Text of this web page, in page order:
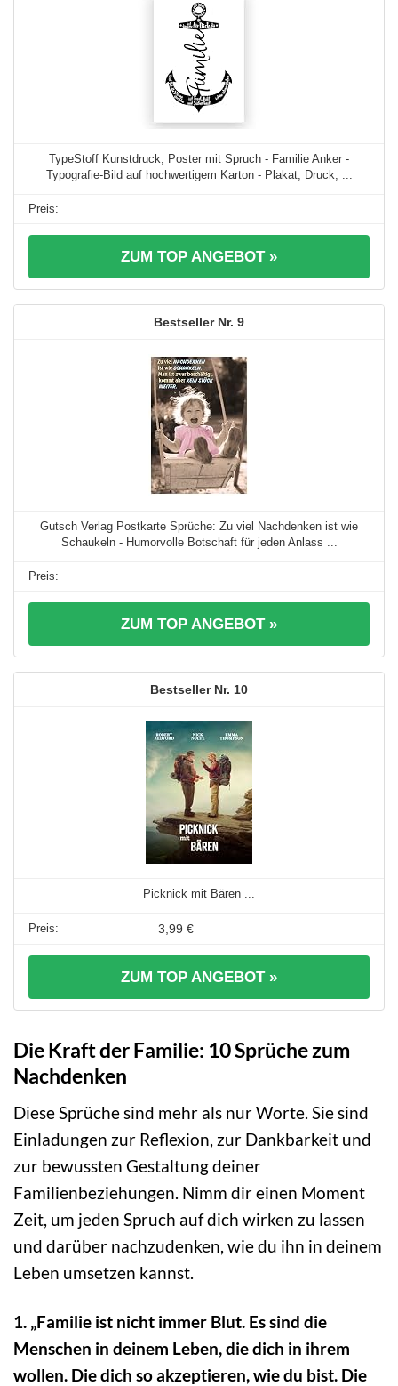
TypeStoff Kunstdruck, Poster mit Spruch - Familie Anker -
Typografie-Bild auf hochwertigem Karton - Plakat, Druck, ...
ZUM TOP ANGEBOT »
9
Gutsch Verlag Postkarte Sprüche: Zu viel Nachdenken ist wie
Schaukeln - Humorvolle Botschaft für jeden Anlass ...
ZUM TOP ANGEBOT »
10
Picknick mit Bären ...
3,99 €
ZUM TOP ANGEBOT »
Die Kraft der Familie: 10 Sprüche zum
Nachdenken
Diese Sprüche sind mehr als nur Worte. Sie sind
Einladungen zur Reflexion, zur Dankbarkeit und
zur bewussten Gestaltung deiner
Familienbeziehungen. Nimm dir einen Moment
Zeit, um jeden Spruch auf dich wirken zu lassen
und darüber nachzudenken, wie du ihn in deinem
Leben umsetzen kannst.
1. „Familie ist nicht immer Blut. Es sind die
Menschen in deinem Leben, die dich in ihrem
wollen. Die dich so akzeptieren, wie du bist. Die